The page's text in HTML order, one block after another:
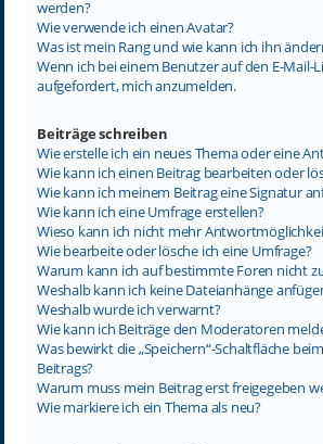
werden?
Wie verwende ich einen Avatar?
Was ist mein Rang und wie kann ich ihn
Wenn ich bei einem Benutzer auf den E-Mail-
aufgefordert, mich anzumelden.
Beiträge schreiben
Wie erstelle ich ein neues Thema oder eine
Wie kann ich einen Beitrag bearbeiten oder
Wie kann ich meinem Beitrag eine Signatur
Wie kann ich eine Umfrage erstellen?
Wieso kann ich nicht mehr
Wie bearbeite oder lösche ich eine Umfrage?
Warum kann ich auf bestimmte Foren nicht
Weshalb kann ich keine Dateianhänge
Weshalb wurde ich verwarnt?
Wie kann ich Beiträge den Moderatoren
Was bewirkt die „Speichern“-Schaltfläche
Beitrags?
Warum muss mein Beitrag erst freigegeben
Wie markiere ich ein Thema als neu?